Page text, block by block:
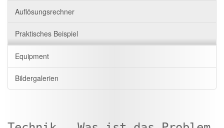
Auflösungsrechner
Praktisches Beispiel
Equipment
Bildergalerien